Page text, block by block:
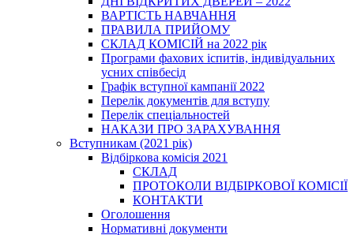
ВАРТІСТЬ НАВЧАННЯ
ПРАВИЛА ПРИЙОМУ
СКЛАД КОМІСІЙ на 2022 рік
Програми фахових іспитів, індивідуальних
усних співбесід
Графік вступної кампанії 2022
Перелік документів для вступу
Перелік спеціальностей
НАКАЗИ ПРО ЗАРАХУВАННЯ
Вступникам (2021 рік)
Відбіркова комісія 2021
СКЛАД
ПРОТОКОЛИ ВІДБІРКОВОЇ КОМІСІЇ
КОНТАКТИ
Оголошення
Нормативні документи